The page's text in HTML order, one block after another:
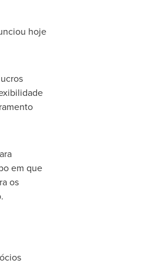
hoje
em que
os